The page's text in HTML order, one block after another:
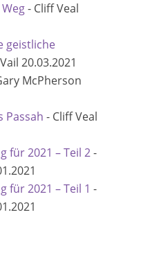
- Cliff Veal
geistliche
20.03.2021
McPherson
Passah - Cliff Veal
für 2021 – Teil 2-
für 2021 – Teil 1 -